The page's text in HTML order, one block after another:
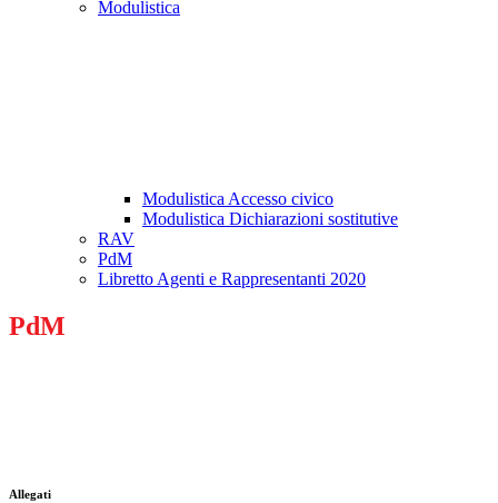
Modulistica
Modulistica Accesso civico
Modulistica Dichiarazioni sostitutive
RAV
PdM
Libretto Agenti e Rappresentanti 2020
PdM
Allegati